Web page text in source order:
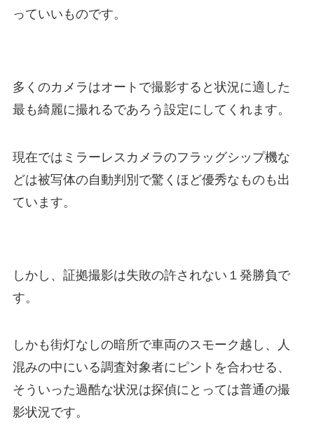
っていいものです。
多くのカメラはオートで撮影すると状況に適した
最も綺麗に撮れるであろう設定にしてくれます。
現在ではミラーレスカメラのフラッグシップ機な
どは被写体の自動判別で驚くほど優秀なものも出
ています。
しかし、証拠撮影は失敗の許されない１発勝負で
す。
しかも街灯なしの暗所で車両のスモーク越し、人
混みの中にいる調査対象者にピントを合わせる、
そういった過酷な状況は探偵にとっては普通の撮
影状況です。